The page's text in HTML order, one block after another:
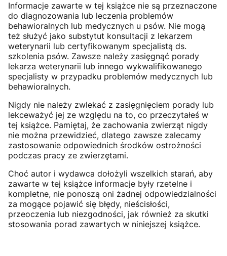
Informacje zawarte w tej książce nie są przeznaczone
do diagnozowania lub leczenia problemów
behawioralnych lub medycznych u psów. Nie mogą
też służyć jako substytut konsultacji z lekarzem
weterynarii lub certyfikowanym specjalistą ds.
szkolenia psów. Zawsze należy zasięgnąć porady
lekarza weterynarii lub innego wykwalifikowanego
specjalisty w przypadku problemów medycznych lub
behawioralnych.
Nigdy nie należy zwlekać z zasięgnięciem porady lub
lekceważyć jej ze względu na to, co przeczytałeś w
tej książce. Pamiętaj, że zachowania zwierząt nigdy
nie można przewidzieć, dlatego zawsze zalecamy
zastosowanie odpowiednich środków ostrożności
podczas pracy ze zwierzętami.
Choć autor i wydawca dołożyli wszelkich starań, aby
zawarte w tej książce informacje były rzetelne i
kompletne, nie ponoszą oni żadnej odpowiedzialności
za mogące pojawić się błędy, nieścisłości,
przeoczenia lub niezgodności, jak również za skutki
stosowania porad zawartych w niniejszej książce.